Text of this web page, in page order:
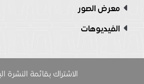
معرض الصور
الفيديوهات
الاشتراك بقائمة النشرة